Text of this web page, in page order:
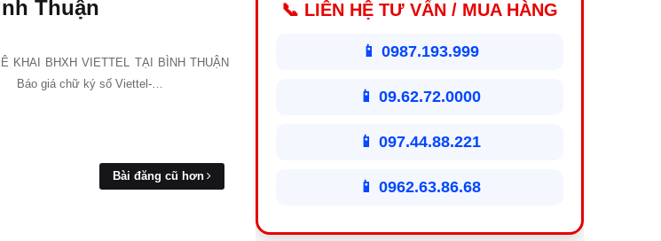
Thuận
KHAI BHXH VIETTEL TẠI BÌNH THUẬN
Báo giá chữ ký số Viettel-…
Bài đăng cũ hơn
📞 LIÊN HỆ TƯ VẤN / MUA HÀNG
📱 0987.193.999
📱 09.62.72.0000
📱 097.44.88.221
📱 0962.63.86.68